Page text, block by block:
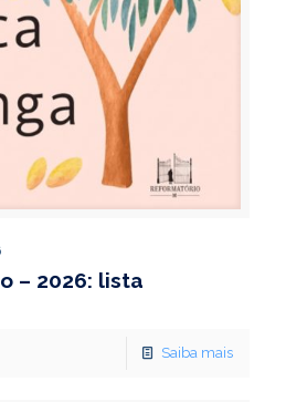
– 2026: lista
Saiba mais